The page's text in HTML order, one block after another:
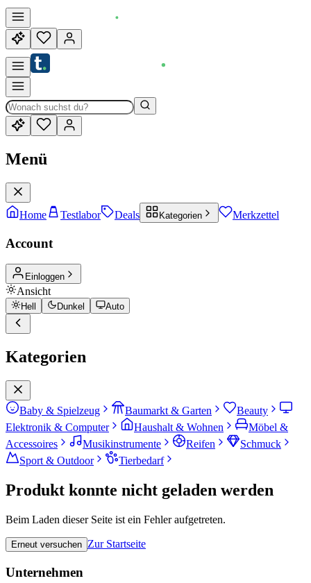
Menü
Home Testlabor Deals Kategorien Merkzettel
Account
Einloggen
Ansicht
Hell Dunkel Auto
Kategorien
Baby & Spielzeug Baumarkt & Garten
Beauty
Elektronik & Computer
Haushalt & Wohnen
Möbel &
Accessoires
Musikinstrumente Reifen
Schmuck
Sport & Outdoor
Tierbedarf
Produkt konnte nicht geladen werden
Beim Laden dieser Seite ist ein Fehler aufgetreten.
Erneut versuchen Zur Startseite
Unternehmen